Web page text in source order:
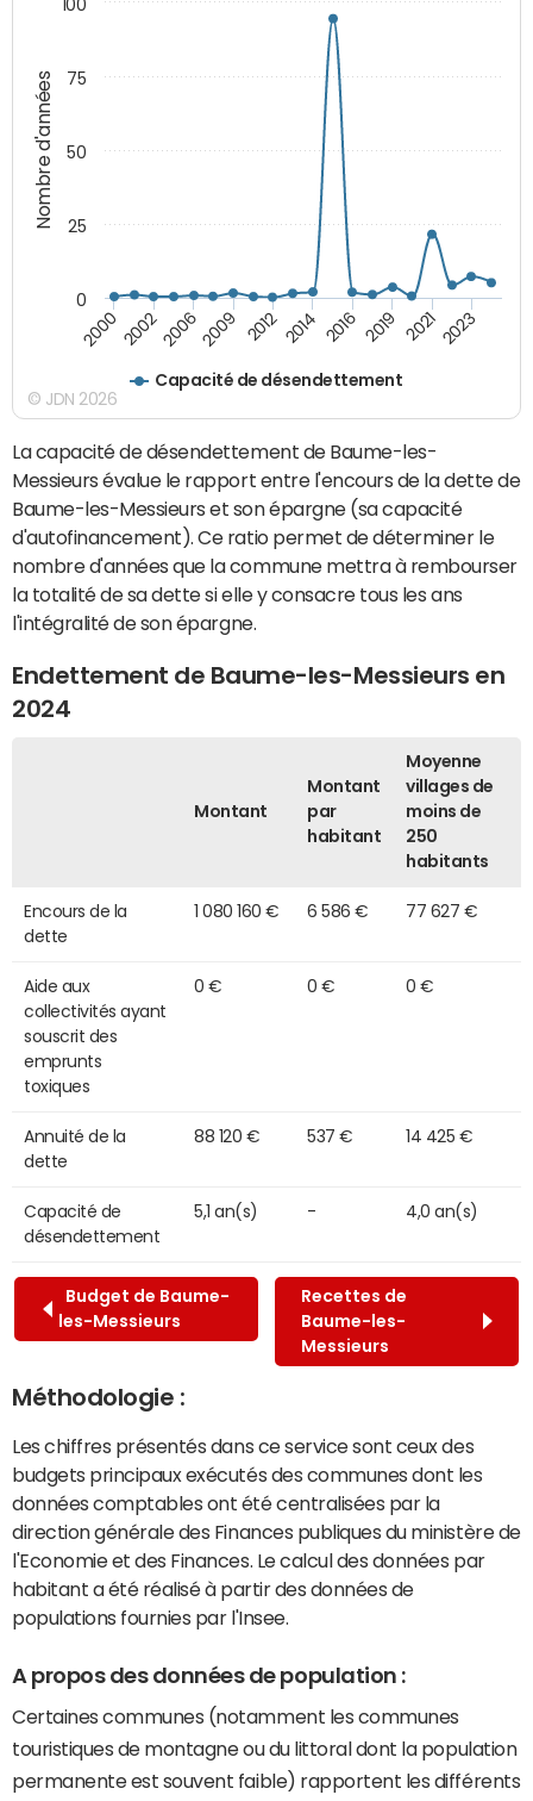
Nombre d'années
Capacité de désendettement
2000 200220062009 2012 2014 2016 2019 2021 2023
0
25
50
75
100
© JDN 2026
La capacité de désendettement de Baume-les-
Messieurs évalue le rapport entre l'encours de la dette de
Baume-les-Messieurs et son épargne (sa capacité
d'autofinancement). Ce ratio permet de déterminer le
nombre d'années que la commune mettra à rembourser
la totalité de sa dette si elle y consacre tous les ans
l'intégralité de son épargne.
Endettement de Baume-les-Messieurs en
2024
Montant
Montant
par
habitant
Moyenne
villages de
moins de
250
habitants
Encours de la
dette
1 080 160 € 6 586 € 77 627 €
Aide aux
collectivités ayant
souscrit des
emprunts
toxiques
0 € 0 € 0 €
Annuité de la
dette
88 120 € 537 € 14 425 €
Capacité de
désendettement
5,1 an(s) - 4,0 an(s)
Budget de Baume-
les-Messieurs
Recettes de
Baume-les-
Messieurs
Méthodologie :
Les chiffres présentés dans ce service sont ceux des
budgets principaux exécutés des communes dont les
données comptables ont été centralisées par la
direction générale des Finances publiques du ministère de
l'Economie et des Finances. Le calcul des données par
habitant a été réalisé à partir des données de
populations fournies par l'Insee.
A propos des données de population :
Certaines communes (notamment les communes
touristiques de montagne ou du littoral dont la population
permanente est souvent faible) rapportent les différents